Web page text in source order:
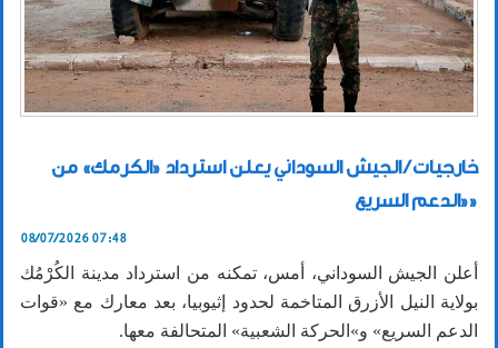
خارجيات / الجيش السوداني يعلن استرداد «الكرمك» من
«الدعم السريع»
08/07/2026 07:48
أعلن الجيش السوداني، أمس، تمكنه من استرداد مدينة الكُرْمُك
بولاية النيل الأزرق المتاخمة لحدود إثيوبيا، بعد معارك مع «قوات
الدعم السريع» و»الحركة الشعبية» المتحالفة معها.